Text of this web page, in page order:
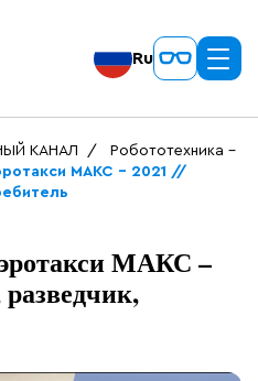
Ru
КАНАЛ
Робототехника -
МАКС – 2021 //
МАКС –